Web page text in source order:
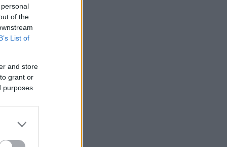
of the
List of
and store
grant or
purposes